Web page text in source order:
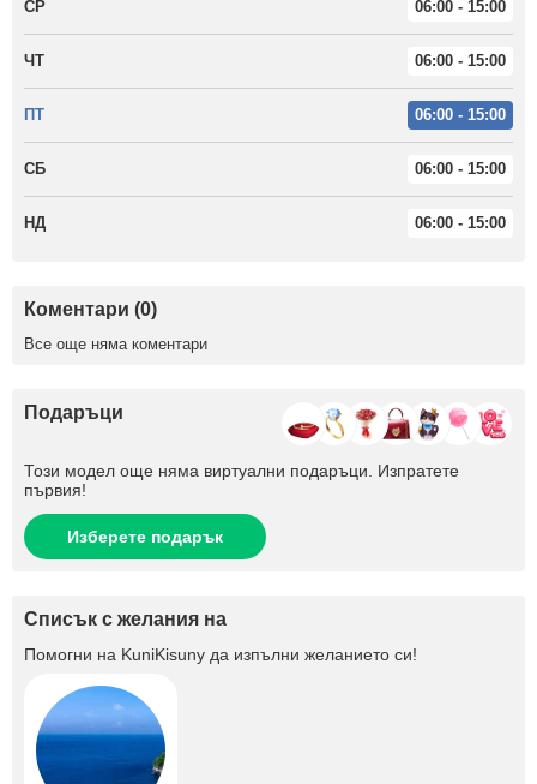
СР 06:00 - 15:00
ЧТ 06:00 - 15:00
ПТ 06:00 - 15:00
СБ 06:00 - 15:00
НД 06:00 - 15:00
Коментари (0)
Все още няма коментари
Подаръци
Този модел още няма виртуални подаръци. Изпратете
първия!
Изберете подарък
Списък с желания на
Помогни на KuniKisuny да изпълни желанието си!